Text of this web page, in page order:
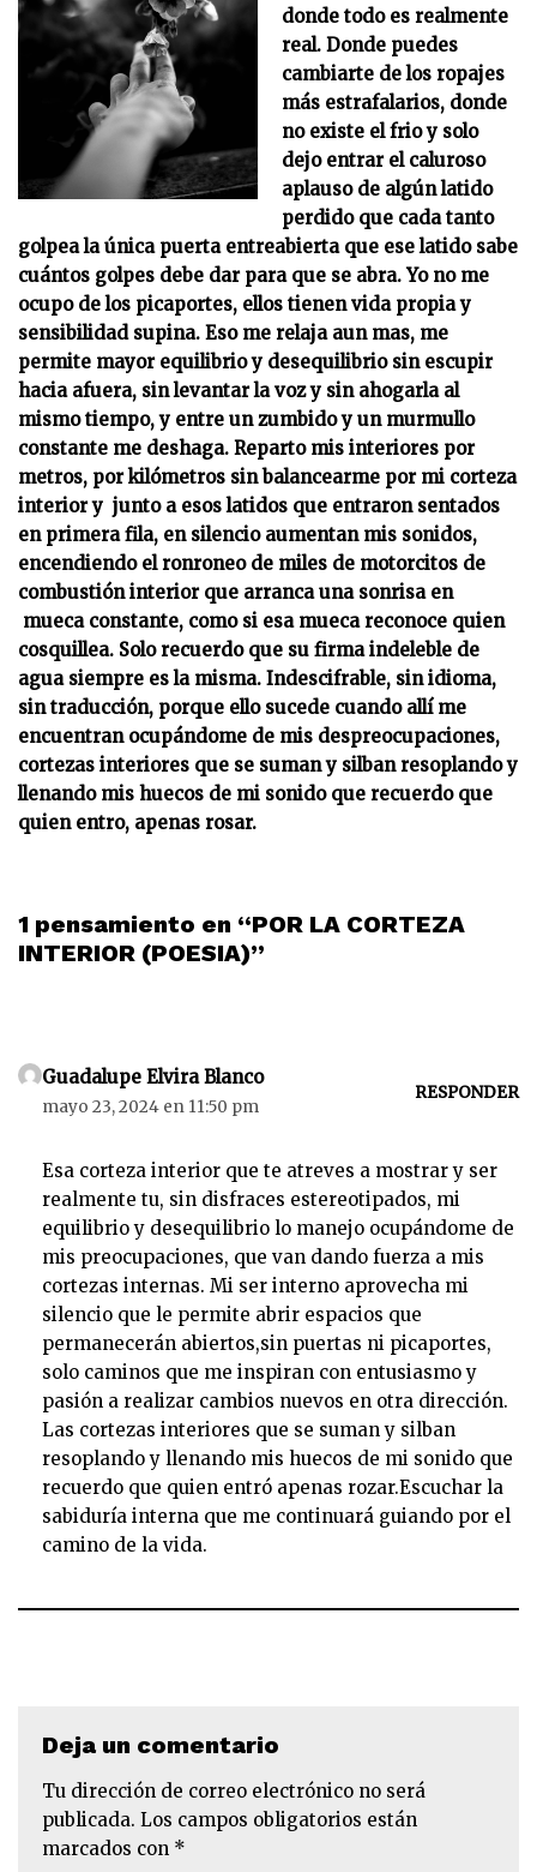
donde todo es realmente
real. Donde puedes
cambiarte de los ropajes
más estrafalarios, donde
no existe el frio y solo
dejo entrar el caluroso
aplauso de algún latido
perdido que cada tanto
golpea la única puerta entreabierta que ese latido sabe
cuántos golpes debe dar para que se abra. Yo no me
ocupo de los picaportes, ellos tienen vida propia y
sensibilidad supina. Eso me relaja aun mas, me
permite mayor equilibrio y desequilibrio sin escupir
hacia afuera, sin levantar la voz y sin ahogarla al
mismo tiempo, y entre un zumbido y un murmullo
constante me deshaga. Reparto mis interiores por
metros, por kilómetros sin balancearme por mi corteza
interior y junto a esos latidos que entraron sentados
en primera fila, en silencio aumentan mis sonidos,
encendiendo el ronroneo de miles de motorcitos de
combustión interior que arranca una sonrisa en
mueca constante, como si esa mueca reconoce quien
cosquillea. Solo recuerdo que su firma indeleble de
agua siempre es la misma. Indescifrable, sin idioma,
sin traducción, porque ello sucede cuando allí me
encuentran ocupándome de mis despreocupaciones,
cortezas interiores que se suman y silban resoplando y
llenando mis huecos de mi sonido que recuerdo que
quien entro, apenas rosar.
1 pensamiento en “POR LA CORTEZA
INTERIOR (POESIA)”
Guadalupe Elvira Blanco
mayo 23, 2024 en 11:50 pm
RESPONDER
Esa corteza interior que te atreves a mostrar y ser
realmente tu, sin disfraces estereotipados, mi
equilibrio y desequilibrio lo manejo ocupándome de
mis preocupaciones, que van dando fuerza a mis
cortezas internas. Mi ser interno aprovecha mi
silencio que le permite abrir espacios que
permanecerán abiertos,sin puertas ni picaportes,
solo caminos que me inspiran con entusiasmo y
pasión a realizar cambios nuevos en otra dirección.
Las cortezas interiores que se suman y silban
resoplando y llenando mis huecos de mi sonido que
recuerdo que quien entró apenas rozar.Escuchar la
sabiduría interna que me continuará guiando por el
camino de la vida.
Deja un comentario
Tu dirección de correo electrónico no será
publicada. Los campos obligatorios están
marcados con *